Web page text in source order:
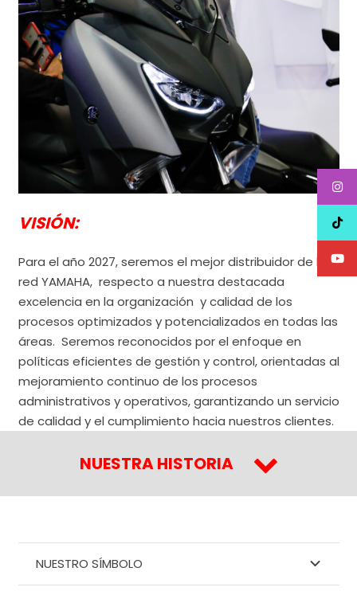
VISIÓN:
Para el año 2027, seremos el mejor distribuidor de la
red YAMAHA, respecto a nuestra destacada
excelencia en la organización y calidad de los
procesos optimizados y potencializados en todas las
áreas. Seremos reconocidos por el enfoque en
políticas eficientes de gestión y control, orientadas al
mejoramiento continuo de los procesos
administrativos y operativos, garantizando un servicio
de calidad y el cumplimiento hacia nuestros clientes.
NUESTRA HISTORIA
NUESTRO SÍMBOLO